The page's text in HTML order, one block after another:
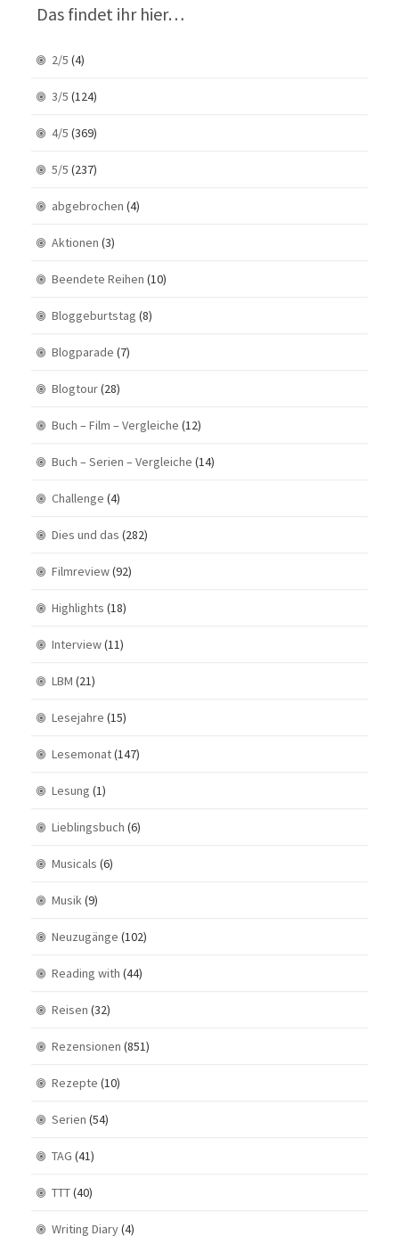
Das findet ihr hier…
2/5 (4)
3/5 (124)
4/5 (369)
5/5 (237)
abgebrochen (4)
Aktionen (3)
Beendete Reihen (10)
Bloggeburtstag (8)
Blogparade (7)
Blogtour(28)
Buch – Film – Vergleiche (12)
Buch – Serien – Vergleiche (14)
Challenge (4)
Dies und das (282)
Filmreview(92)
Highlights (18)
Interview(11)
LBM (21)
Lesejahre (15)
Lesemonat(147)
Lesung (1)
Lieblingsbuch (6)
Musicals (6)
Musik(9)
Neuzugänge (102)
Reading with (44)
Reisen (32)
Rezensionen (851)
Rezepte (10)
Serien (54)
TAG (41)
TTT(40)
Writing Diary(4)